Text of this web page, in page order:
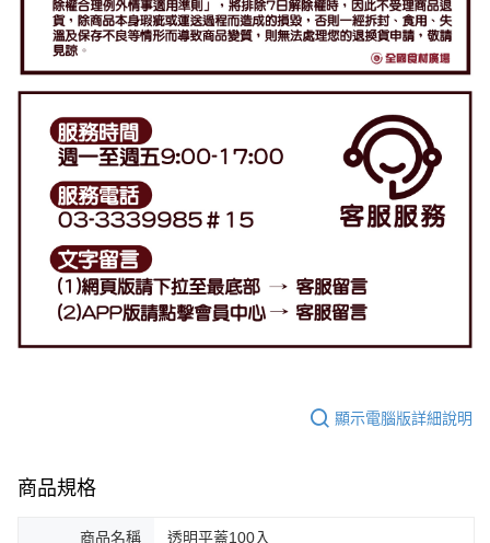
顯示電腦版詳細說明
商品規格
商品名稱 透明平蓋100入